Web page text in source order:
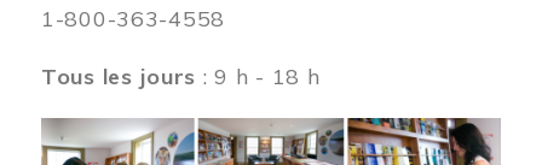
1-800-363-4558
Tous les jours : 9 h - 18 h
Image